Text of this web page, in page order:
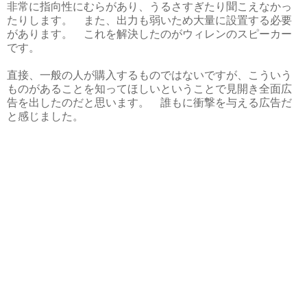
非常に指向性にむらがあり、うるさすぎたり聞こえなかっ
たりします。 また、出力も弱いため大量に設置する必要
があります。 これを解決したのがウィレンのスピーカー
です。
直接、一般の人が購入するものではないですが、こういう
ものがあることを知ってほしいということで見開き全面広
告を出したのだと思います。 誰もに衝撃を与える広告だ
と感じました。